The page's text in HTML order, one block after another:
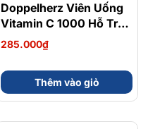
Doppelherz Viên Uống
Vitamin C 1000 Hỗ Trợ
Tăng Cường Sức Đề
Kháng Hộp 30 Viên
285.000₫
Thêm vào giỏ